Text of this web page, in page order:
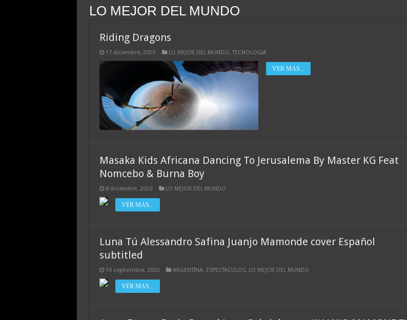
LO MEJOR DEL MUNDO
Riding Dragons
17 diciembre, 2020 LO MEJOR DEL MUNDO, TECNOLOGIA
VER MAS...
Masaka Kids Africana Dancing To Jerusalema By Master KG Feat
Nomcebo & Burna Boy
8 diciembre, 2020 LO MEJOR DEL MUNDO
VER MAS...
Luna Tú Alessandro Safina Juanjo Mamonde cover Español
subtitled
10 septiembre, 2020 ARGENTINA, ESPECTACULOS, LO MEJOR DEL MUNDO
VER MAS...